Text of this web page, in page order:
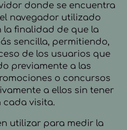
donde se encuentra
navegador utilizado
la finalidad de que la
sencilla, permitiendo,
de los usuarios que
previamente a las
o concursos
a ellos sin tener
cada visita.
utilizar para medir la